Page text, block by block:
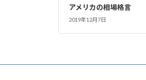
アメリカの相場格言
2019年12月7日